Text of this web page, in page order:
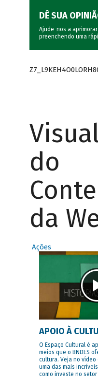
DÊ SUA
Ajude-nos a aprimorar
preenchendo uma
do
da
Ações
APOIO À
O Espaço Cultural é
meios que o BNDES
cultura. Veja no vídeo
uma das mais
como investe no